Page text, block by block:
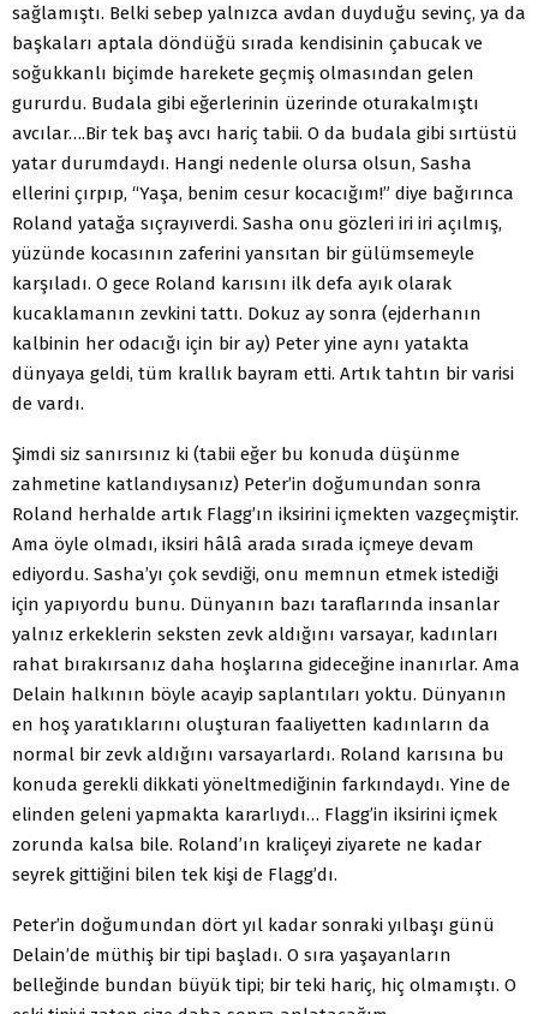
sağlamıştı. Belki sebep yalnızca avdan duyduğu sevinç, ya da
başkaları aptala döndüğü sırada kendisinin çabucak ve
soğukkanlı biçimde harekete geçmiş olmasından gelen
gururdu. Budala gibi eğerlerinin üzerinde oturakalmıştı
avcılar….Bir tek baş avcı hariç tabii. O da budala gibi sırtüstü
yatar durumdaydı. Hangi nedenle olursa olsun, Sasha
ellerini çırpıp, “Yaşa, benim cesur kocacığım!” diye bağırınca
Roland yatağa sıçrayıverdi. Sasha onu gözleri iri iri açılmış,
yüzünde kocasının zaferini yansıtan bir gülümsemeyle
karşıladı. O gece Roland karısını ilk defa ayık olarak
kucaklamanın zevkini tattı. Dokuz ay sonra (ejderhanın
kalbinin her odacığı için bir ay) Peter yine aynı yatakta
dünyaya geldi, tüm krallık bayram etti. Artık tahtın bir varisi
de vardı.
Şimdi siz sanırsınız ki (tabii eğer bu konuda düşünme
zahmetine katlandıysanız) Peter’in doğumundan sonra
Roland herhalde artık Flagg’ın iksirini içmekten vazgeçmiştir.
Ama öyle olmadı, iksiri hâlâ arada sırada içmeye devam
ediyordu. Sasha’yı çok sevdiği, onu memnun etmek istediği
için yapıyordu bunu. Dünyanın bazı taraflarında insanlar
yalnız erkeklerin seksten zevk aldığını varsayar, kadınları
rahat bırakırsanız daha hoşlarına gideceğine inanırlar. Ama
Delain halkının böyle acayip saplantıları yoktu. Dünyanın
en hoş yaratıklarını oluşturan faaliyetten kadınların da
normal bir zevk aldığını varsayarlardı. Roland karısına bu
konuda gerekli dikkati yöneltmediğinin farkındaydı. Yine de
elinden geleni yapmakta kararlıydı… Flagg’in iksirini içmek
zorunda kalsa bile. Roland’ın kraliçeyi ziyarete ne kadar
seyrek gittiğini bilen tek kişi de Flagg’dı.
Peter’in doğumundan dört yıl kadar sonraki yılbaşı günü
Delain’de müthiş bir tipi başladı. O sıra yaşayanların
belleğinde bundan büyük tipi; bir teki hariç, hiç olmamıştı. O